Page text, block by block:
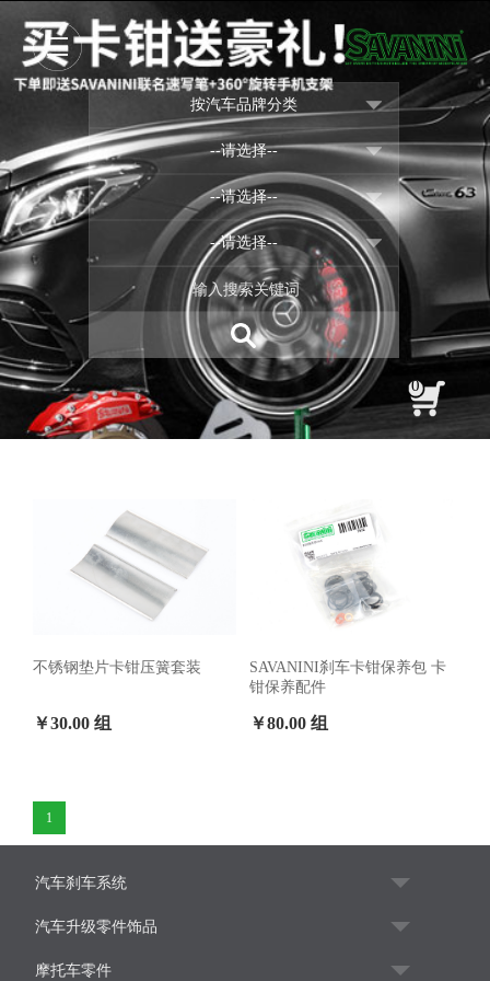
0
按汽车品牌分类
--请选择--
--请选择--
--请选择--
不锈钢垫片卡钳压簧套装
￥30.00 组
SAVANINI刹车卡钳保养包 卡
钳保养配件
￥80.00 组
1
汽车刹车系统
汽车升级零件饰品
摩托车零件